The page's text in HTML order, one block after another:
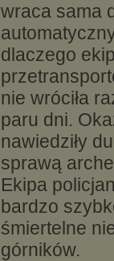
wraca sama
dlaczego
nie wróciła
paru dni.
nawiedziły
sprawą
Ekipa
bardzo
śmiertelne
górników.